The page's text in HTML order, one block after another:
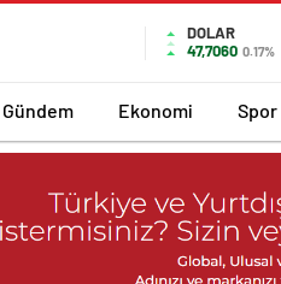
DOLAR
47,7060 0.17%
Gündem Ekonomi Spor